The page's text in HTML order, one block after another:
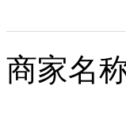
商家名